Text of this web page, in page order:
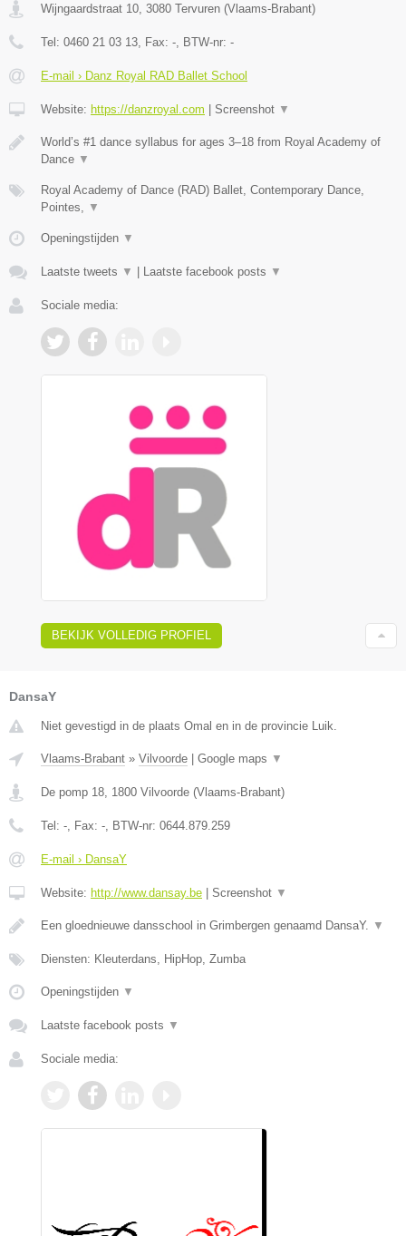
Wijngaardstraat 10 3080 Tervuren (Vlaams-Brabant)
Tel: 0460 21 03 13 , Fax: - , BTW-nr: -
E-mail › Danz Royal RAD Ballet School
Website: https://danzroyal.com | Screenshot ▼
World’s #1 dance syllabus for ages 3–18 from Royal Academy of
Dance ▼
Royal Academy of Dance (RAD) Ballet, Contemporary Dance,
Pointes,
▼
Openingstijden ▼
Laatste tweets ▼ | Laatste facebook posts ▼
Sociale media:
BEKIJK VOLLEDIG PROFIEL
DansaY
Niet gevestigd in de plaats Omal en in de provincie Luik.
Vlaams-Brabant » Vilvoorde | Google maps ▼
De pomp 18 1800 Vilvoorde (Vlaams-Brabant)
Tel: - , Fax: - , BTW-nr: 0644.879.259
E-mail › DansaY
Website: http://www.dansay.be | Screenshot ▼
Een gloednieuwe dansschool in Grimbergen genaamd DansaY. ▼
Diensten: Kleuterdans, HipHop, Zumba
Openingstijden ▼
Laatste facebook posts ▼
Sociale media: